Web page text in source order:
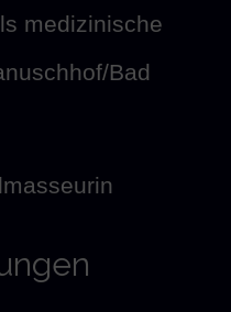
medizinische
Bad